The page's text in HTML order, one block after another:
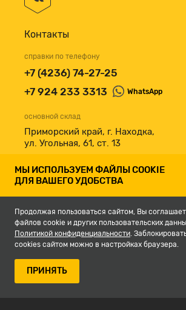
Контакты
справки по телефону
+7 (4236) 74-27-25
+7 924 233 3313
WhatsApp
основной склад
Приморский край, г. Находка,
ул. Угольная, 61, ст. 13
принимаем к оплате
© 2007-2026, Магазин строительных
МЫ ИСПОЛЬЗУЕМ ФАЙЛЫ COOKIE
ДЛЯ ВАШЕГО УДОБСТВА
Продолжая пользоваться сайтом, Вы
файлов cookie и других пользовательских
Политикой конфиденциальности.
cookies сайтом можно в настройках браузера.
ПРИНЯТЬ